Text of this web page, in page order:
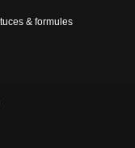
& formules